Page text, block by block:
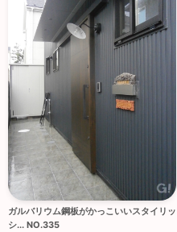
ガルバリウム鋼板がかっこいいスタイリッ
シ... NO.335